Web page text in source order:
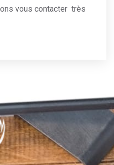
vous contacter très